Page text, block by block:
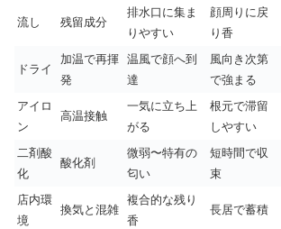
流し 残留成分
排水口に集ま
りやすい
顔周りに戻
り香
ドライ
加温で再揮
発
温風で顔へ到
達
風向き次第
で強まる
アイロ
ン
高温接触
一気に立ち上
がる
根元で滞留
しやすい
二剤酸
化
酸化剤
微弱〜特有の
匂い
短時間で収
束
店内環
境
換気と混雑
複合的な残り
香
長居で蓄積